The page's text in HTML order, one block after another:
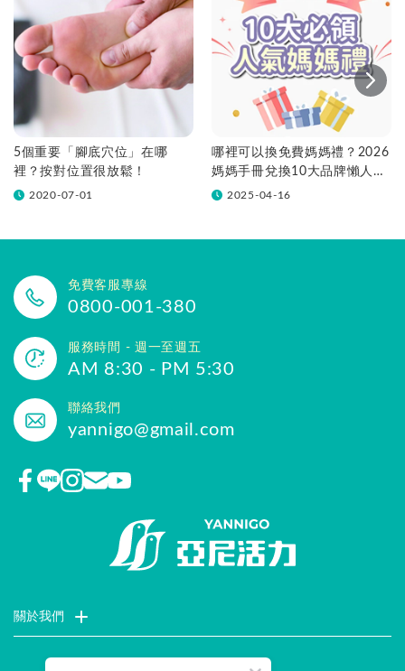
5個重要「腳底穴位」在哪
裡？按對位置很放鬆！
2020-07-01
哪裡可以換免費媽媽禮？2026
媽媽手冊兌換10大品牌懶人包
一次看！
2025-04-16
免費客服專線
0800-001-380
服務時間 - 週一至週五
AM 8:30 - PM 5:30
聯絡我們
yannigo@gmail.com
關於我們